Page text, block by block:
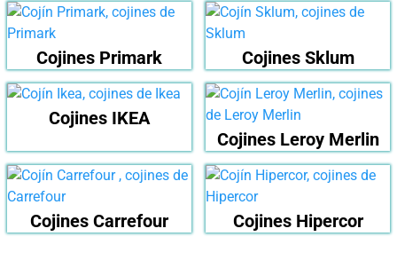
Cojines Primark Cojines Sklum
Cojines IKEA
Cojines Leroy Merlin
Cojines Carrefour Cojines Hipercor